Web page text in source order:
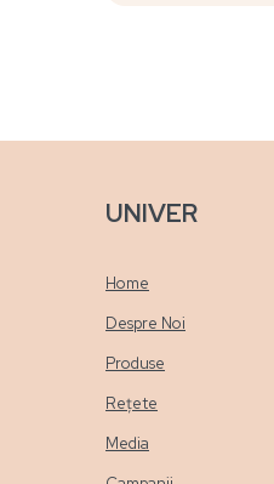
UNIVER
Home
Despre Noi
Produse
Rețete
Media